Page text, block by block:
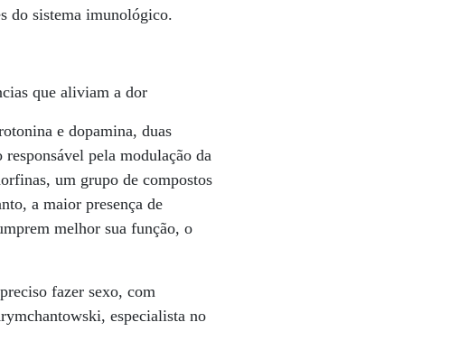
do sistema imunológico.
que aliviam a dor
e dopamina, duas
pela modulação da
um grupo de compostos
a maior presença de
melhor sua função, o
fazer sexo, com
especialista no